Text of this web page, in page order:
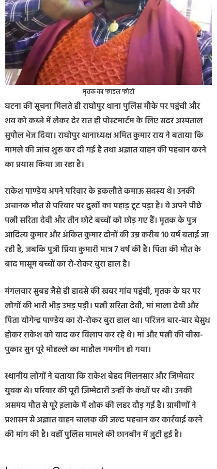
मृतक का फाइल फोटो
घटना की सूचना मिलते ही राघोपुर थाना पुलिस मौके पर पहुंची और
शव को कब्जे में लेकर देर रात ही पोस्टमार्टम के लिए सदर अस्पताल
सुपौल भेज दिया। राघोपुर थानाध्यक्ष अमित कुमार राय ने बताया कि
मामले की जांच शुरू कर दी गई है तथा अज्ञात वाहन की पहचान करने
का प्रयास किया जा रहा है।
राकेश पाण्डेय अपने परिवार के इकलौते कमाऊ सदस्य थे। उनकी
अचानक मौत से परिवार पर दुखों का पहाड़ टूट पड़ा है। वे अपने पीछे
पत्नी सरिता देवी और तीन छोटे बच्चों को छोड़ गए हैं। मृतक के पुत्र
आदित्य कुमार और अंकित कुमार दोनों की उम्र करीब 10 वर्ष बताई जा
रही है, जबकि पुत्री प्रिया कुमारी मात्र 7 वर्ष की है। पिता की मौत के
बाद मासूम बच्चों का रो-रोकर बुरा हाल है।
मंगलवार सुबह जैसे ही हादसे की खबर गांव पहुंची, मृतक के घर पर
लोगों की भारी भीड़ उमड़ पड़ी। पत्नी सरिता देवी, मां माला देवी और
पिता योगेन्द्र पाण्डेय का रो-रोकर बुरा हाल था। परिजन बार-बार बेसुध
होकर राकेश को याद कर विलाप कर रहे थे। मां और पत्नी की चीख-
पुकार सुन पूरे मोहल्ले का माहौल गमगीन हो गया।
स्थानीय लोगों ने बताया कि राकेश बेहद मिलनसार और जिम्मेदार
युवक थे। परिवार की पूरी जिम्मेदारी उन्हीं के कंधों पर थी। उनकी
असमय मौत से पूरे इलाके में शोक की लहर दौड़ गई है। ग्रामीणों ने
प्रशासन से अज्ञात वाहन चालक की जल्द पहचान कर कार्रवाई करने
की मांग की है। वहीं पुलिस मामले की छानबीन में जुटी हुई है।